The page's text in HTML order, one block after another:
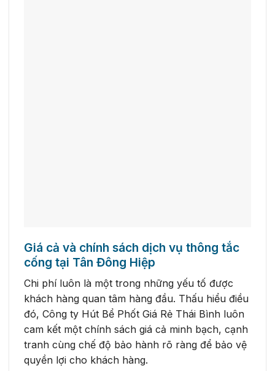
Giá cả và chính sách dịch vụ thông tắc
cống tại Tân Đông Hiệp
Chi phí luôn là một trong những yếu tố được
khách hàng quan tâm hàng đầu. Thấu hiểu điều
đó, Công ty Hút Bể Phốt Giá Rẻ Thái Bình luôn
cam kết một chính sách giá cả minh bạch, cạnh
tranh cùng chế độ bảo hành rõ ràng để bảo vệ
quyền lợi cho khách hàng.